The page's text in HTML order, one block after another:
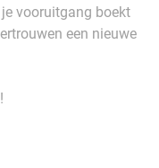
vooruitgang boekt
een nieuwe